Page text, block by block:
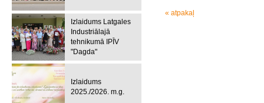
Izlaidums Latgales
Industriālajā
tehnikumā IPĪV
"Dagda"
Izlaidums
2025./2026. m.g.
« atpakaļ